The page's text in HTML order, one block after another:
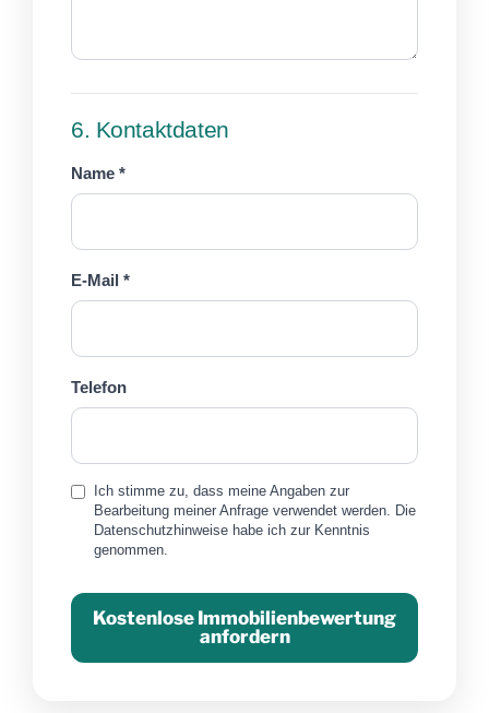
6. Kontaktdaten
Name *
E-Mail *
Telefon
Ich stimme zu, dass meine Angaben zur
Bearbeitung meiner Anfrage verwendet werden. Die
Datenschutzhinweise habe ich zur Kenntnis
genommen.
Kostenlose Immobilienbewertung
anfordern